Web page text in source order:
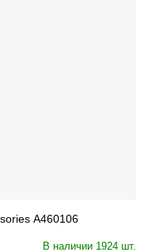
A460106
В наличии 1924 шт.